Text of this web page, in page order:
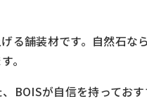
る舗装材です。自然石な
。
が自信を持っておす